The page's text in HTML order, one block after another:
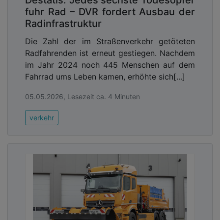
weitestgehend auf der Stelle“ , sagt Caroline
Lodemann, Bundesgeschäftsführerin beim
Novelle des zuvor zu stark auf Autoverkehr
ausgerichteten Straßenverkehrsgesetzes zu
verabschieden und den Bau von Radwegen zu
erleichtern. Insgesamt fehle jedoch ein klares
Koalitionsvertrag versprochen wurde.
im Straßenverkehr getöteten Radfahrerinnen und
Radfahrer ist zwischen 2010 und 2023 um 17
als Regelgeschwindigkeit in den Kommunen.
Bislang haben wir noch immer einen
Der Radverkehr in Deutschland müsse endlich
attraktiver und sicherer werden.„Dazu brauchen
fuhr Rad – DVR fordert Ausbau der
Radinfrastruktur
Die Zahl der im Straßenverkehr getöteten
Radfahrenden ist erneut gestiegen. Nachdem
im Jahr 2024 noch 445 Menschen auf dem
Fahrrad ums Leben kamen, erhöhte sich[...]
05.05.2026, Lesezeit ca. 4 Minuten
verkehr